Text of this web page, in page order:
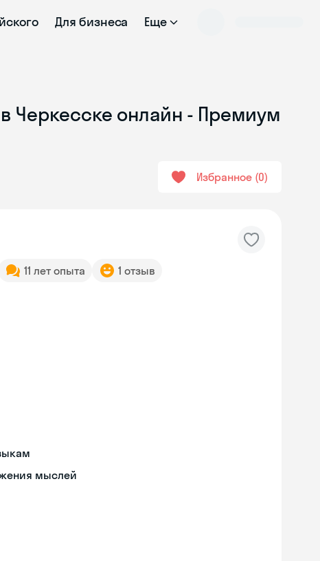
Для бизнеса Еще
Черкесске онлайн - Премиум
Избранное 0
11 лет опыта 1 отзыв
мыслей